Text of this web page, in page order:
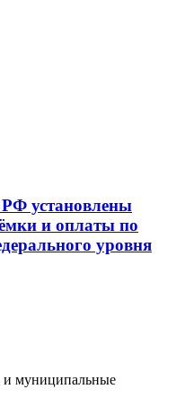
установлены
и оплаты по
уровня
и муниципальные